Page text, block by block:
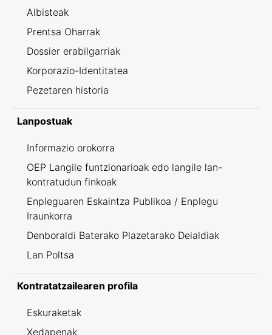
Albisteak
Prentsa Oharrak
Dossier erabilgarriak
Korporazio-Identitatea
Pezetaren historia
Lanpostuak
Informazio orokorra
OEP Langile funtzionarioak edo langile lan-
kontratudun finkoak
Enpleguaren Eskaintza Publikoa / Enplegu
Iraunkorra
Denboraldi Baterako Plazetarako Deialdiak
Lan Poltsa
Kontratatzailearen profila
Eskuraketak
Xedapenak